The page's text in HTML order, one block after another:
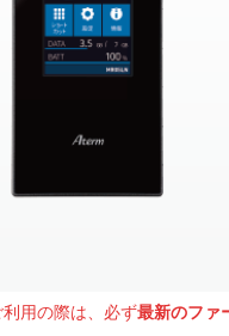
利用の際は、必ず最新のファ